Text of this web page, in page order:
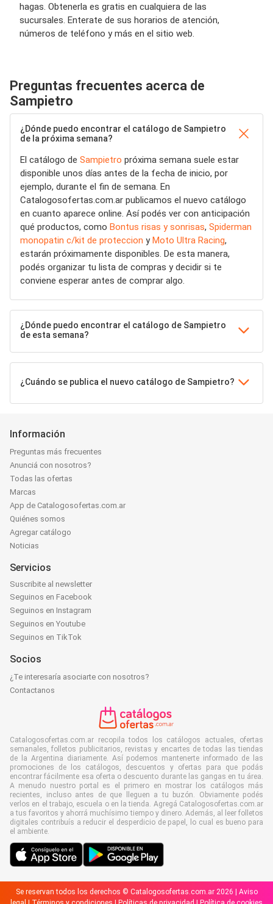
hagas. Obtenerla es gratis en cualquiera de las
sucursales. Enterate de sus horarios de atención,
números de teléfono y más en el sitio web.
Preguntas frecuentes acerca de
Sampietro
¿Dónde puedo encontrar el catálogo de Sampietro
de la próxima semana?
El catálogo de Sampietro próxima semana suele estar
disponible unos días antes de la fecha de inicio, por
ejemplo, durante el fin de semana. En
Catalogosofertas.com.ar publicamos el nuevo catálogo
en cuanto aparece online. Así podés ver con anticipación
qué productos, como Bontus risas y sonrisas, Spiderman
monopatin c/kit de proteccion yMoto Ultra Racing,
estarán próximamente disponibles. De esta manera,
podés organizar tu lista de compras y decidir si te
conviene esperar antes de comprar algo.
¿Dónde puedo encontrar el catálogo de Sampietro
de esta semana?
¿Cuándo se publica el nuevo catálogo de Sampietro?
Información
Preguntas más frecuentes
Anunciá con nosotros?
Todas las ofertas
Marcas
App de Catalogosofertas.com.ar
Quiénes somos
Agregar catálogo
Noticias
Servicios
Suscribite al newsletter
Seguinos en Facebook
Seguinos en Instagram
Seguinos en Youtube
Seguinos en TikTok
Socios
¿Te interesaría asociarte con nosotros?
Contactanos
Catalogosofertas.com.ar recopila todos los catálogos actuales, ofertas
semanales, folletos publicitarios, revistas y encartes de todas las tiendas
de la Argentina diariamente. Así podemos mantenerte informado de las
promociones de los catálogos, descuentos y ofertas para que podás
encontrar fácilmente esa oferta o descuento durante las gangas en tu área.
A menudo nuestro portal es el primero en mostrar los catálogos más
recientes, incluso antes de que lleguen a tu buzón. Obviamente podés
verlos en el trabajo, escuela o en la tienda. Agregá Catalogosofertas.com.ar
a tus favoritos y ahorrá muchísimo tiempo y dinero. Además, al leer folletos
digitales contribuís a reducir el desperdicio de papel, lo cual es bueno para
el ambiente.
Se reservan todos los derechos © Catalogosofertas.com.ar 2026 | Aviso